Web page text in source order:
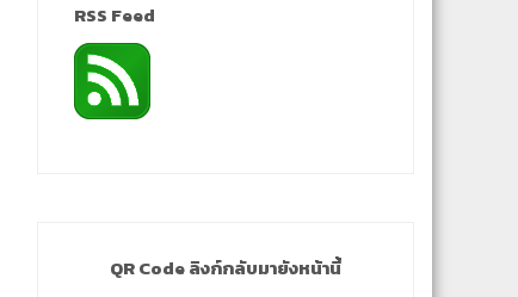
RSS Feed
QR Code ลิงก์กลับมายังหน้านี้